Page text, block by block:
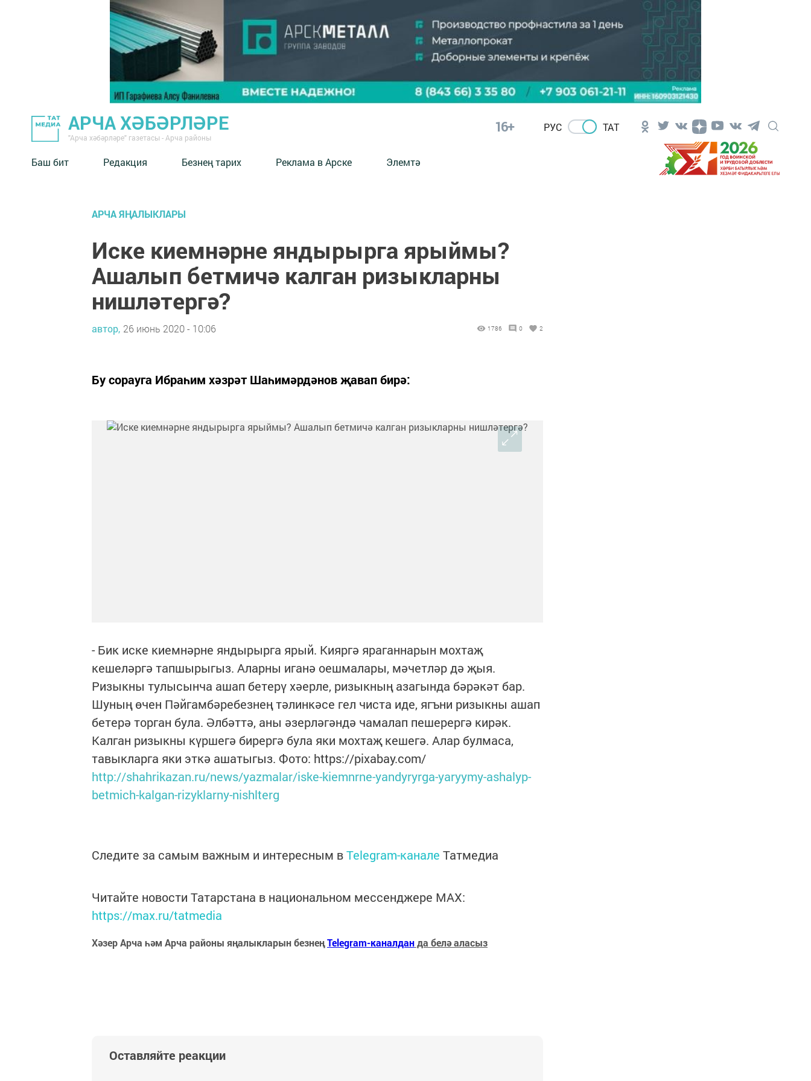
АРЧА ХӘБӘРЛӘРЕ
"Арча хәбәрләре" газетасы - Арча районы
16+ РУС ТАТ
Баш бит Редакция Безнең тарих Реклама в Арске Элемтә
АРЧА ЯҢАЛЫКЛАРЫ
Иске киемнәрне яндырырга ярыймы?
Ашалып бетмичә калган ризыкларны
нишләтергә?
автор, 26 июнь 2020 - 10:06 1786 0 2
Бу сорауга Ибраһим хәзрәт Шаһимәрдәнов җавап бирә:
- Бик иске киемнәрне яндырырга ярый. Кияргә яраганнарын мохтаҗ
кешеләргә тапшырыгыз. Аларны иганә оешмалары, мәчетләр дә җыя.
Ризыкны тулысынча ашап бетерү хәерле, ризыкның азагында бәрәкәт бар.
Шуның өчен Пәйгамбәребезнең тәлинкәсе гел чиста иде, ягъни ризыкны ашап
бетерә торган була. Әлбәттә, аны әзерләгәндә чамалап пешерергә кирәк.
Калган ризыкны күршегә бирергә була яки мохтаҗ кешегә. Алар булмаса,
тавыкларга яки эткә ашатыгыз. Фото: https://pixabay.com/
http://shahrikazan.ru/news/yazmalar/iske-kiemnrne-yandyryrga-yaryymy-ashalyp-
betmich-kalgan-rizyklarny-nishlterg
Следите за самым важным и интересным вTelegram-канале Татмедиа
Читайте новости Татарстана в национальном мессенджере MАХ:
https://max.ru/tatmedia
Хәзер Арча һәм Арча районы яңалыкларын безнеңTelegram-каналданда белә аласыз
Оставляйте реакции